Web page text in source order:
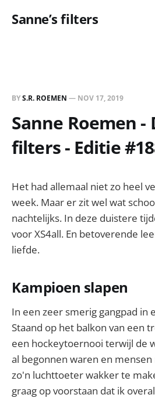
Sanne’s filters
BYS.R. ROEMEN — NOV 17, 2019
Sanne Roemen
filters - Editie
Het had allemaal niet zo heel
week. Maar er zit wel wat
nachtelijks. In deze duistere
voor XS4all. En betoverende
liefde.
Kampioen slapen
In een zeer smerig gangpad in
Staand op het balkon van een
een hockeytoernooi terwijl de
al begonnen waren en
zo'n luchttoeter wakker te
graag op voorstaan dat ik